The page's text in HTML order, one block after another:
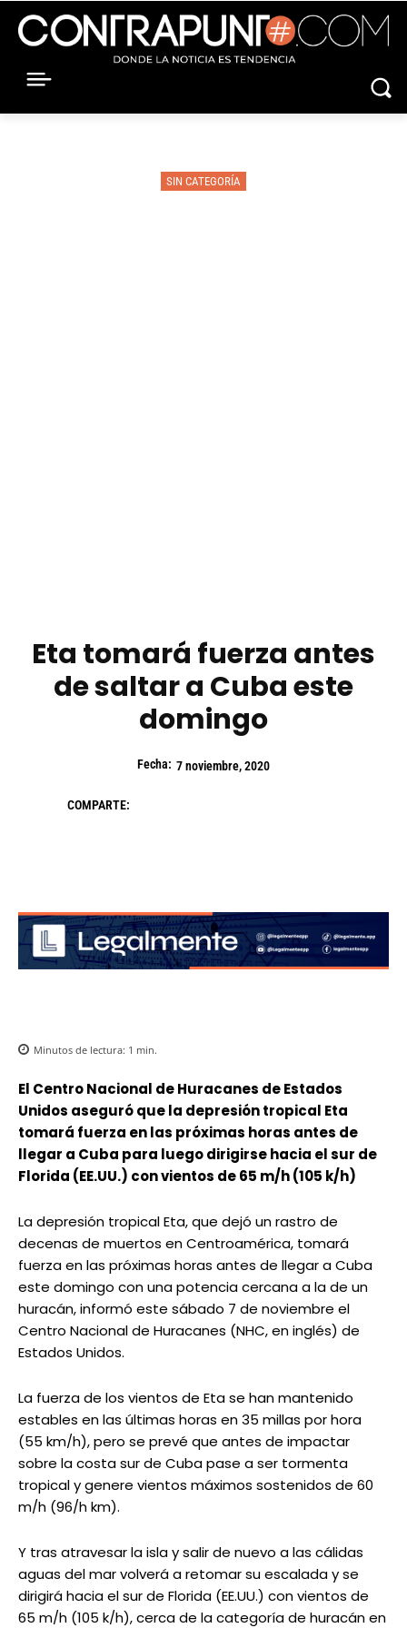
SIN CATEGORÍA
Eta tomará fuerza antes
de saltar a Cuba este
domingo
Fecha: 7 noviembre, 2020
COMPARTE:
Minutos de lectura: 1 min.
El Centro Nacional de Huracanes de Estados
Unidos aseguró que la depresión tropical Eta
tomará fuerza en las próximas horas antes de
llegar a Cuba para luego dirigirse hacia el sur de
Florida (EE.UU.) con vientos de 65 m/h (105 k/h)
La depresión tropical Eta, que dejó un rastro de
decenas de muertos en Centroamérica, tomará
fuerza en las próximas horas antes de llegar a Cuba
este domingo con una potencia cercana a la de un
huracán, informó este sábado 7 de noviembre el
Centro Nacional de Huracanes (NHC, en inglés) de
Estados Unidos.
La fuerza de los vientos de Eta se han mantenido
estables en las últimas horas en 35 millas por hora
(55 km/h), pero se prevé que antes de impactar
sobre la costa sur de Cuba pase a ser tormenta
tropical y genere vientos máximos sostenidos de 60
m/h (96/h km).
Y tras atravesar la isla y salir de nuevo a las cálidas
aguas del mar volverá a retomar su escalada y se
dirigirá hacia el sur de Florida (EE.UU.) con vientos de
65 m/h (105 k/h), cerca de la categoría de huracán en